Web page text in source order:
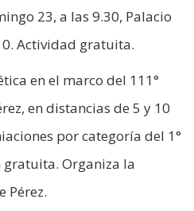
23, a las 9.30, Palacio
Actividad gratuita.
en el marco del 111°
en distancias de 5 y 10
por categoría del 1°
gratuita. Organiza la
Pérez.